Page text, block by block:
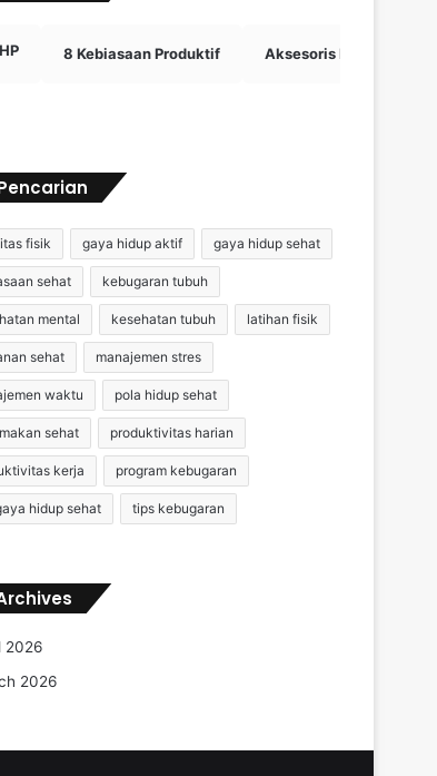
8 Kebiasaan Produktif Aksesoris Digital Efektif
fisik gaya hidup aktif gaya hidup sehat
sehat kebugaran tubuh
mental kesehatan tubuh latihan fisik
sehat manajemen stres
waktu pola hidup sehat
sehat produktivitas harian
kerja program kebugaran
hidup sehat tips kebugaran
2026
2026